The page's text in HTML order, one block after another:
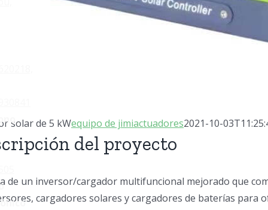
solar de 5 kWequipo de jimiactuadores2021-10-
del proyecto
de un inversor/cargador multifuncional mejorado que
cargadores solares y cargadores de baterías